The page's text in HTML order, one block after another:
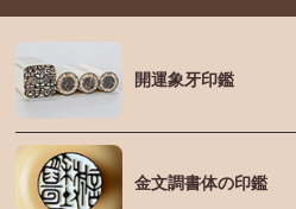
開運象牙印鑑
金文調書体の印鑑